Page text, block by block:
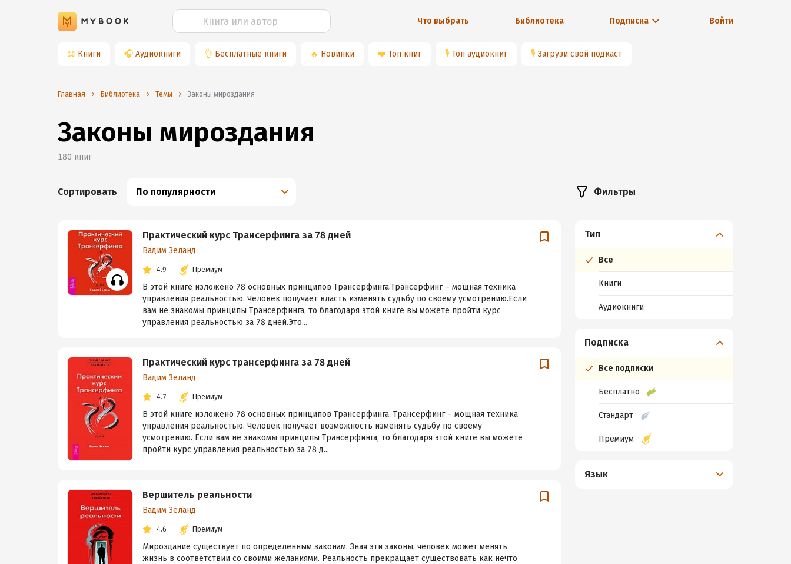
Что выбрать Библиотека Подписка Войти
📖 Книги 🎧 Аудиокниги 👌 Бесплатные книги 🔥 Новинки ❤️ Топ книг 🎙 Топ аудиокниг 🎙 Загрузи свой подкаст
Главная Библиотека Темы законы мироздания
Законы мироздания
180 книг
Сортировать По популярности
Практический курс Трансерфинга за 78 дней
Вадим Зеланд
4.9 Премиум
В этой книге изложено 78 основных принципов Трансерфинга.Трансерфинг – мощная техника
управления реальностью. Человек получает власть изменять судьбу по своему усмотрению.Если
вам не знакомы принципы Трансерфинга, то благодаря этой книге вы можете пройти курс
управления реальностью за 78 дней.Это...
Практический курс трансерфинга за 78 дней
Вадим Зеланд
4.7 Премиум
В этой книге изложено 78 основных принципов Трансерфинга. Трансерфинг – мощная техника
управления реальностью. Человек получает возможность изменять судьбу по своему
усмотрению. Если вам не знакомы принципы Трансерфинга, то благодаря этой книге вы можете
пройти курс управления реальностью за 78 д...
Вершитель реальности
Вадим Зеланд
4.6 Премиум
Мироздание существует по определенным законам. Зная эти законы, человек может менять
жизнь в соответствии со своими желаниями. Реальность прекращает существовать как нечто
Фильтры
Тип
Все
Книги
Аудиокниги
Подписка
Все подписки
Бесплатно
Стандарт
Премиум
Язык